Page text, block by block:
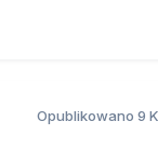
Opublikowano 9